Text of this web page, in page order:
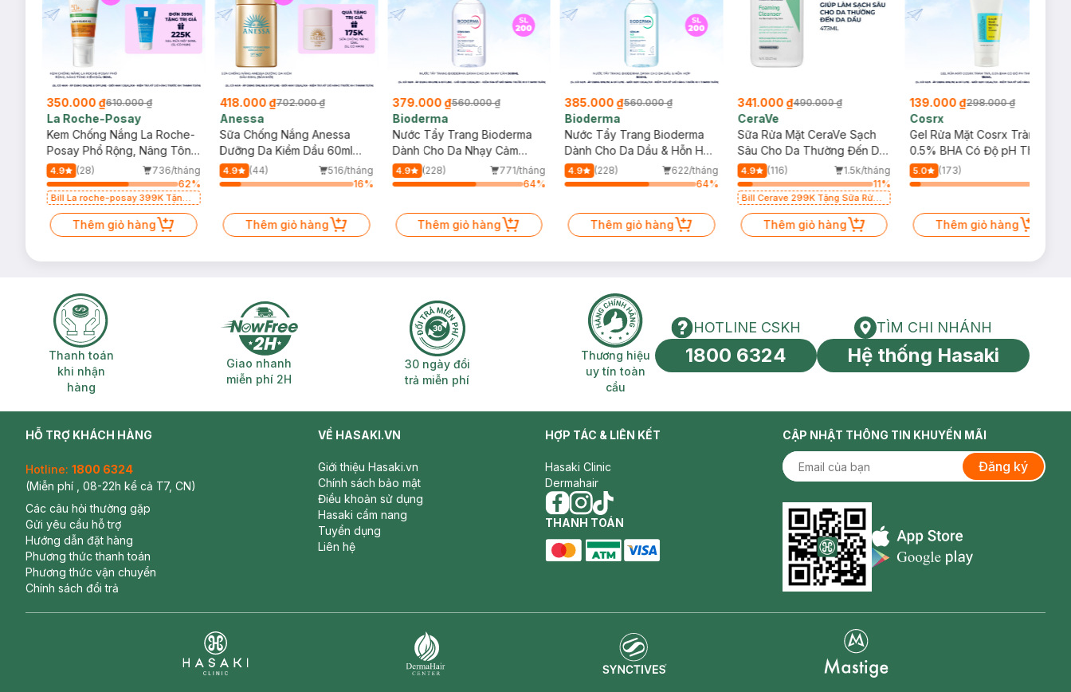
350.000 ₫610.000 ₫
La Roche-Posay
Kem Chống Nắng La Roche-
Posay Phổ Rộng, Nâng Tông
Kiềm Dầu 50ml
4.9 (28)
736/tháng
62%
Bill La roche-posay 399K Tặng
50ml (SL có hạn)
Thêm giỏ hàng
418.000 ₫702.000 ₫
Anessa
Sữa Chống Nắng Anessa
Dưỡng Da Kiềm Dầu 60ml
(Bản Mới)
4.9 (44)
516/tháng
16%
Thêm giỏ hàng
379.000 ₫560.000 ₫
Bioderma
Nước Tẩy Trang Bioderma
Dành Cho Da Nhạy Cảm
500ml
4.9 (228)
771/tháng
64%
Thêm giỏ hàng
385.000 ₫560.000 ₫
Bioderma
Nước Tẩy Trang Bioderma
Dành Cho Da Dầu & Hỗn Hợp
500ml
4.9 (228)
622/tháng
64%
Thêm giỏ hàng
341.000 ₫490.000 ₫
CeraVe
Sữa Rửa Mặt CeraVe Sạch
Sâu Cho Da Thường Đến Da
Dầu 473ml
4.9 (116)
1.5k/tháng
11%
Bill Cerave 299K Tặng Sữa Rửa
Thêm giỏ hàng
139.000 ₫298.000 ₫
Cosrx
Gel Rửa Mặt Cosrx Tràm Trà,
0.5% BHA Có Độ pH Thấp
150ml
5.0
(173)
Thêm giỏ hàng
Thanh toán khi nhận hàng
Thanh toán
khi nhận
hàng
Giao nhanh miễn phí 2H
Giao nhanh
miễn phí 2H
30 ngày đổi trả miễn phí
30 ngày đổi
trả miễn phí
Thương hiệu uy tín toàn cầu
Thương hiệu
uy tín toàn
cầu
HOTLINE CSKH
HOTLINE CSKH
1800 6324
Tìm chi nhánh
TÌM CHI NHÁNH
Hệ thống Hasaki
HỖ TRỢ KHÁCH HÀNG
Hotline: 1800 6324
(Miễn phí , 08-22h kể cả T7, CN)
Các câu hỏi thường gặp
Gửi yêu cầu hỗ trợ
Hướng dẫn đặt hàng
Phương thức thanh toán
Phương thức vận chuyển
Chính sách đổi trả
VỀ HASAKI.VN
Giới thiệu Hasaki.vn
Chính sách bảo mật
Điều khoản sử dụng
Hasaki cẩm nang
Tuyển dụng
Liên hệ
HỢP TÁC & LIÊN KẾT
Hasaki Clinic
Dermahair
facebook
instagram
tiktok
THANH TOÁN
CẬP NHẬT THÔNG TIN KHUYẾN MÃI
Đăng ký
Appstore icon